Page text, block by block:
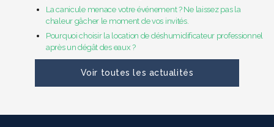
La canicule menace votre événement ? Ne laissez pas la
chaleur gâcher le moment de vos invités.
Pourquoi choisir la location de déshumidificateur professionnel
après un dégât des eaux ?
Voir toutes les actualités